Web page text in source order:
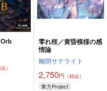
）
零れ桜／黄昏模様の感
情論
幽閉サテライト
2,750円 （税込）
東方Project